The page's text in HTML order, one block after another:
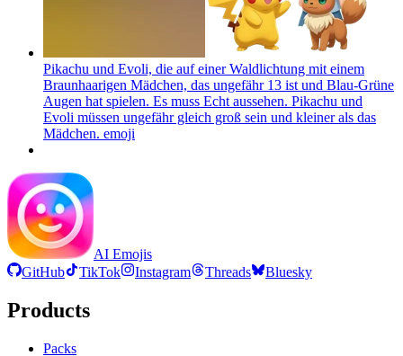
Pikachu und Evoli, die auf einer Waldlichtung mit einem
Braunhaarigen Mädchen, das ungefähr 13 ist und Blau-Grüne
Augen hat spielen. Es muss Echt aussehen. Pikachu und
Evoli müssen ungefähr gleich groß sein und kleiner als das
Mädchen. emoji
AI Emojis
GitHub
TikTok Instagram Threads Bluesky
Products
Packs